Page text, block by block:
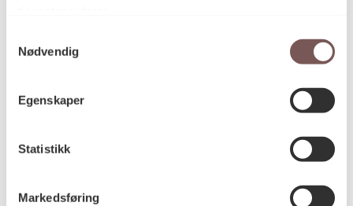
Nødvendig
Egenskaper
Statistikk
Markedsføring
Mål
Reference